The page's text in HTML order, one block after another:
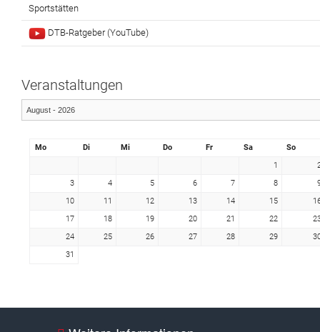
Sportstätten
DTB-Ratgeber (YouTube)
Veranstaltungen
Mo Di Mi Do Fr Sa
So
1
3
4 5 6 7 8
10
11 12 13 14 15
17
18 19 20 21 22
24
25 26 27 28 29
31